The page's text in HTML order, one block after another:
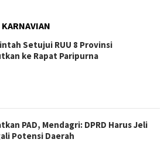
Setujui RUU 8 Provinsi
ke Rapat Paripurna
PAD, Mendagri: DPRD Harus Jeli
Potensi Daerah